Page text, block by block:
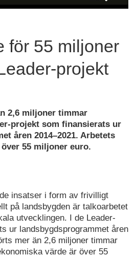
för 55 miljoner
projekt
2,6 miljoner timmar
projekt som finansierats ur
åren 2014–2021. Arbetets
55 miljoner euro.
insatser i form av frivilligt
på landsbygden är talkoarbetet
utvecklingen. I de Leader-
ur landsbygdsprogrammet åren
mer än 2,6 miljoner timmar
värde är över 55